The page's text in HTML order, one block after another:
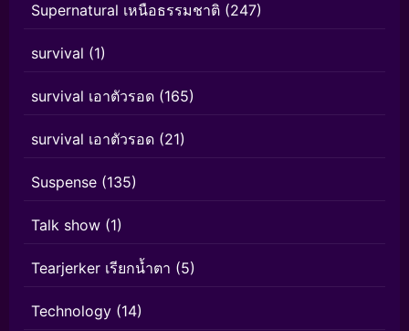
Supernatural เหนือธรรมชาติ (247)
survival (1)
survival เอาตัวรอด (165)
survival เอาตัวรอด (21)
Suspense (135)
Talk show (1)
Tearjerker เรียกน้ำตา (5)
Technology (14)